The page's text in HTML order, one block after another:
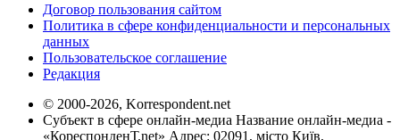
Договор пользования сайтом
Политика в сфере конфиденциальности и персональных
данных
Пользовательское соглашение
Редакция
© 2000-2026, Korrespondent.net
Субъект в сфере онлайн-медиа Название онлайн-медиа -
«КореспонденТ.net» Адрес: 02091, місто Київ,